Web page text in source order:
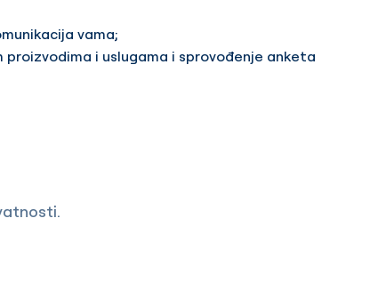
vama;
i uslugama i sprovođenje anketa